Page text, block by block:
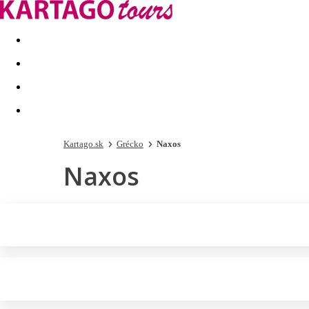
Last minute Dovolenkové kluby
Kartago.sk Grécko Naxos
Naxos